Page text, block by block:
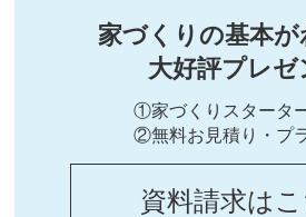
家づくりの基本が
大好評プレゼ
①家づくりスタータ
②無料お見積り・プ
資料請求は